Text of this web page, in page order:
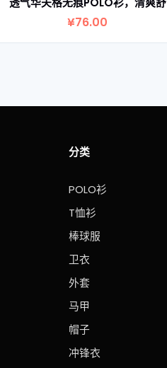
¥76.00
分类
POLO衫
T恤衫
棒球服
卫衣
外套
马甲
帽子
冲锋衣